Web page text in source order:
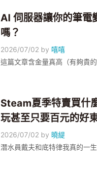
AI 伺服器讓你的筆
嗎？
2026/07/02 by 嘻嘻
這篇文章含金量真高（有夠貴的
Steam夏季特賣買什
玩甚至只要百元的好
2026/07/02 by 曉緹
潛水員戴夫和底特律我真的一生